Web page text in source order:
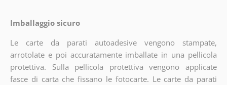
Imballaggio sicuro
Le carte da parati autoadesive vengono stampate,
arrotolate e poi accuratamente imballate in una pellicola
protettiva. Sulla pellicola protettiva vengono applicate
fasce di carta che fissano le fotocarte. Le carte da parati